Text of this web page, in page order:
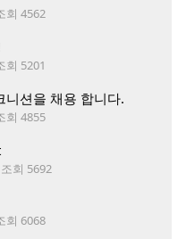
회 4562
회 5201
니션을 채용 합니다.
회 4855
조회 5692
회 6068